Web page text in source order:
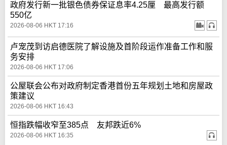
政府发行新一批银色债券保证息率4.25厘 最高发行额
550亿
2026-08-06 HKT 17:16
卢宠茂到访启德医院了解设施及首阶段运作准备工作和服
务安排
2026-08-06 HKT 17:06
公屋联会公布对政府制定香港首份五年规划土地和房屋政
策建议
2026-08-06 HKT 16:43
恒指跌幅收窄至385点 友邦跌近6%
2026-08-06 HKT 16:35